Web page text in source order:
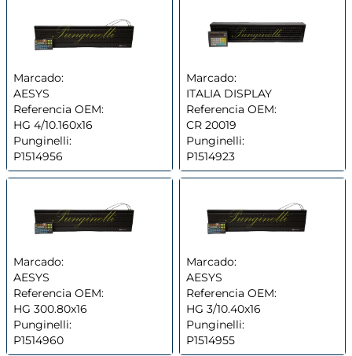
Marcado:
AESYS
Referencia OEM:
HG 4/10.160x16
Punginelli:
P1514956
Marcado:
ITALIA DISPLAY
Referencia OEM:
CR 20019
Punginelli:
P1514923
Marcado:
AESYS
Referencia OEM:
HG 300.80x16
Punginelli:
P1514960
Marcado:
AESYS
Referencia OEM:
HG 3/10.40x16
Punginelli:
P1514955